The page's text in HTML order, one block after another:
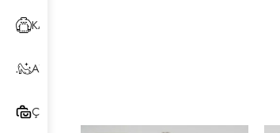
KAZAK & HIRKA
AYAKKABI
ÇANTA